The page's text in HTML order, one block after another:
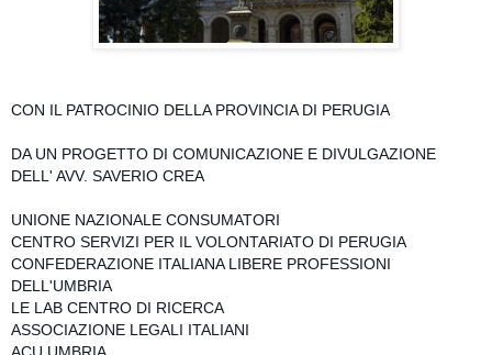
CON IL PATROCINIO DELLA PROVINCIA DI PERUGIA
DA UN PROGETTO DI COMUNICAZIONE E DIVULGAZIONE
DELL' AVV. SAVERIO CREA
UNIONE NAZIONALE CONSUMATORI
CENTRO SERVIZI PER IL VOLONTARIATO DI PERUGIA
CONFEDERAZIONE ITALIANA LIBERE PROFESSIONI
DELL'UMBRIA
LE LAB CENTRO DI RICERCA
ASSOCIAZIONE LEGALI ITALIANI
ACU UMBRIA